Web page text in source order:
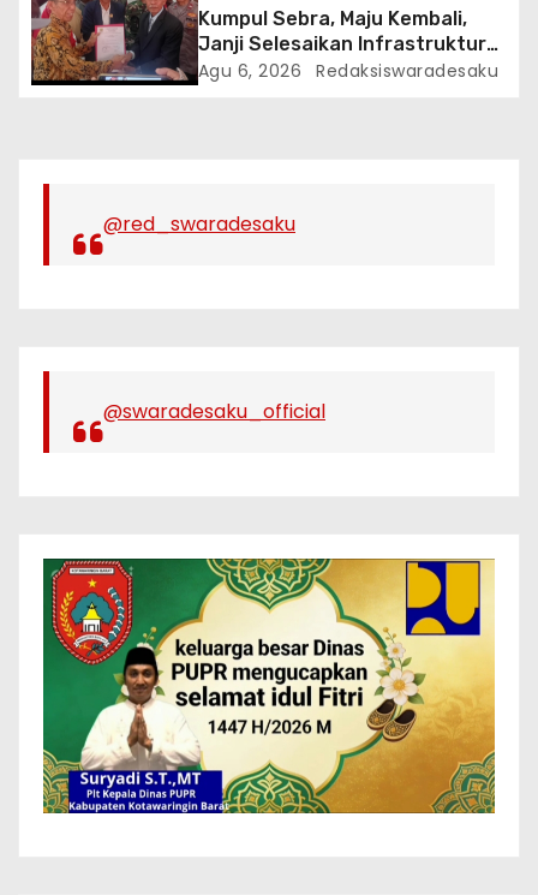
Kumpul Sebra, Maju Kembali,
Janji Selesaikan Infrastruktur
Dan Ajak Warga Jaga Persatuan
Agu 6, 2026 Redaksiswaradesaku
@red_swaradesaku
@swaradesaku_official